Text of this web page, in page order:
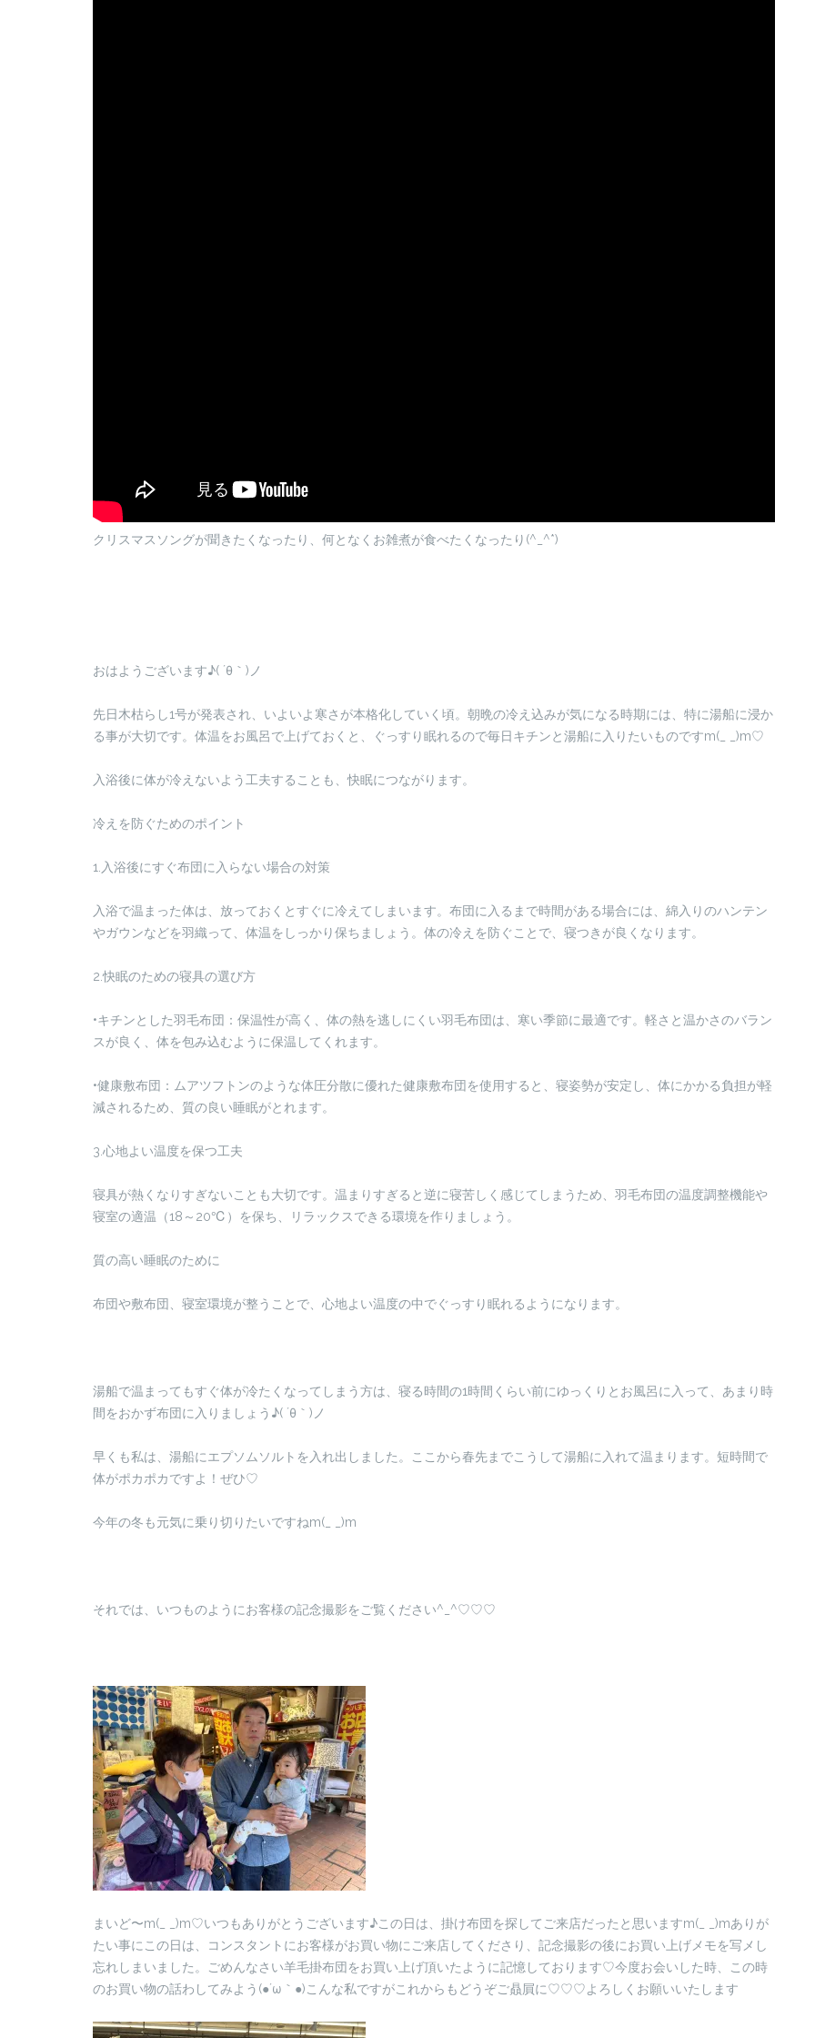
クリスマスソングが聞きたくなったり、何となくお雑煮が食べたくなったり(^_^*)
おはようございます♪( ´θ｀)ノ
先日木枯らし1号が発表され、いよいよ寒さが本格化していく頃。朝晩の冷え込みが気になる時期には、特に湯船に浸か
る事が大切です。体温をお風呂で上げておくと、ぐっすり眠れるので毎日キチンと湯船に入りたいものですm(_ _)m♡
入浴後に体が冷えないよう工夫することも、快眠につながります。
冷えを防ぐためのポイント
1.入浴後にすぐ布団に入らない場合の対策
入浴で温まった体は、放っておくとすぐに冷えてしまいます。布団に入るまで時間がある場合には、綿入りのハンテン
やガウンなどを羽織って、体温をしっかり保ちましょう。体の冷えを防ぐことで、寝つきが良くなります。
2.快眠のための寝具の選び方
•キチンとした羽毛布団：保温性が高く、体の熱を逃しにくい羽毛布団は、寒い季節に最適です。軽さと温かさのバラン
スが良く、体を包み込むように保温してくれます。
•健康敷布団：ムアツフトンのような体圧分散に優れた健康敷布団を使用すると、寝姿勢が安定し、体にかかる負担が軽
減されるため、質の良い睡眠がとれます。
3.心地よい温度を保つ工夫
寝具が熱くなりすぎないことも大切です。温まりすぎると逆に寝苦しく感じてしまうため、羽毛布団の温度調整機能や
寝室の適温（18～20℃）を保ち、リラックスできる環境を作りましょう。
質の高い睡眠のために
布団や敷布団、寝室環境が整うことで、心地よい温度の中でぐっすり眠れるようになります。
湯船で温まってもすぐ体が冷たくなってしまう方は、寝る時間の1時間くらい前にゆっくりとお風呂に入って、あまり時
間をおかず布団に入りましょう♪( ´θ｀)ノ
早くも私は、湯船にエプソムソルトを入れ出しました。ここから春先までこうして湯船に入れて温まります。短時間で
体がポカポカですよ！ぜひ♡
今年の冬も元気に乗り切りたいですねm(_ _)m
それでは、いつものようにお客様の記念撮影をご覧ください^_^♡♡♡
まいど〜m(_ _)m♡いつもありがとうございます♪この日は、掛け布団を探してご来店だったと思いますm(_ _)mありが
たい事にこの日は、コンスタントにお客様がお買い物にご来店してくださり、記念撮影の後にお買い上げメモを写メし
忘れしまいました。ごめんなさい羊毛掛布団をお買い上げ頂いたように記憶しております♡今度お会いした時、この時
のお買い物の話わしてみよう(●´ω｀●)こんな私ですがこれからもどうぞご贔屓に♡♡♡よろしくお願いいたします